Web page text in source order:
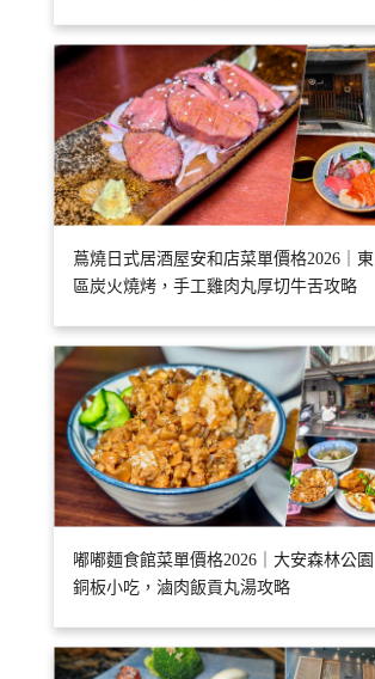
蔦燒日式居酒屋安和店菜單價格2026｜東
區炭火燒烤，手工雞肉丸厚切牛舌攻略
嘟嘟麵食館菜單價格2026｜大安森林公園
銅板小吃，滷肉飯貢丸湯攻略